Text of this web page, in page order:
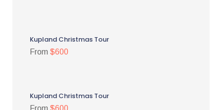
Kupland Christmas Tour
From $600
Kupland Christmas Tour
From $600